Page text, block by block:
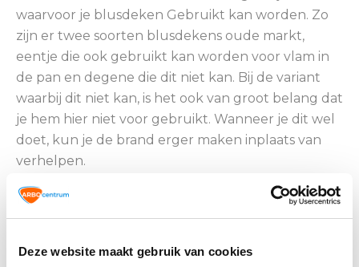
Deze website maakt gebruik van cookies
waarvoor je blusdeken Gebruikt kan worden. Zo
zijn er twee soorten blusdekens oude markt,
eentje die ook gebruikt kan worden voor vlam in
de pan en degene die dit niet kan. Bij de variant
waarbij dit niet kan, is het ook van groot belang dat
je hem hier niet voor gebruikt. Wanneer je dit wel
doet, kun je de brand erger maken inplaats van
verhelpen.
Koop een blusdeken!
je naam hebben dat één van je vrienden flinke